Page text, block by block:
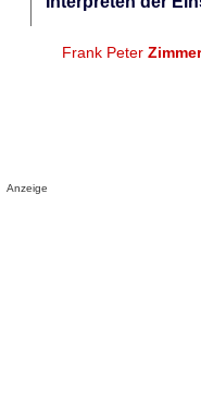
Frank Peter
Anzeige